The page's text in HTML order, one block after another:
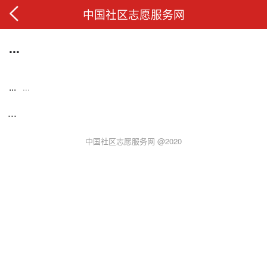
中国社区志愿服务网
...
... ...
...
中国社区志愿服务网 @2020